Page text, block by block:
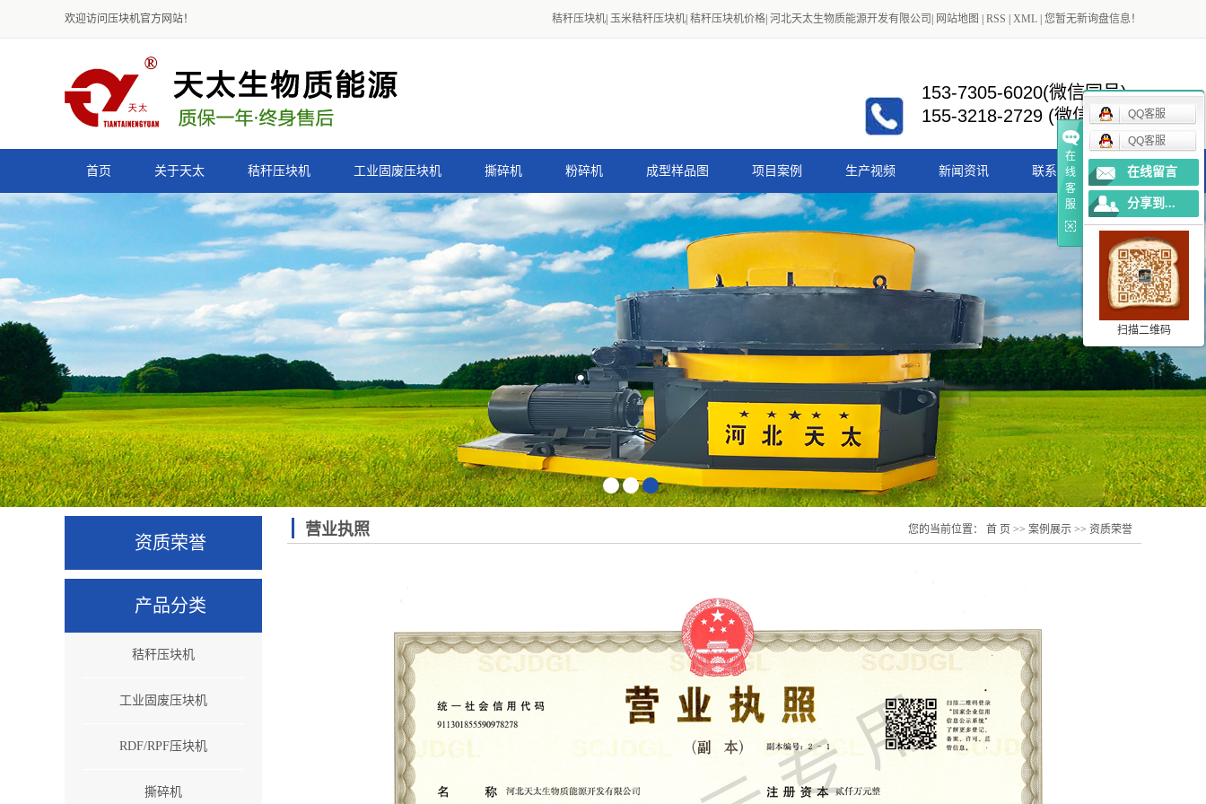
欢迎访问压块机官方网站！ 秸秆压块机 玉米秸秆压块机 秸秆压块机价格 河北天太生物质能源开发有限公司 网站地图 RSS XML 您暂无新询盘信息！
153-7305-6020(微信同号)
155-3218-2729 (微信同号)
首页 关于天太
公司简介
资质荣誉
声明
秸秆压块机
9K-4500型秸秆压块机
9K-3500型秸秆压块机
9K-2600型秸秆压块机
9K-2000型秸秆压块机
减速式秸秆压块机
工业固废压块机 撕碎机 粉碎机 成型样品图 项目案例 生产视频 新闻资讯
公司新闻
行业新闻
联系我们
1 2 3
资质荣誉
产品分类
秸秆压块机
工业固废压块机
RDF/RPF压块机
撕碎机
营业执照 您的当前位置： 首 页 >> 案例展示 >> 资质荣誉
在
线
客
服
QQ客服
QQ客服
在线留言
分享到...
扫描二维码